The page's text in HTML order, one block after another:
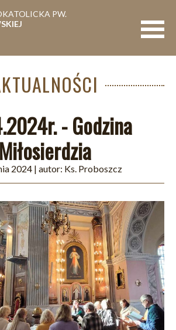
PW.
- Godzina
Miłosierdzia
2024 | autor: Ks. Proboszcz